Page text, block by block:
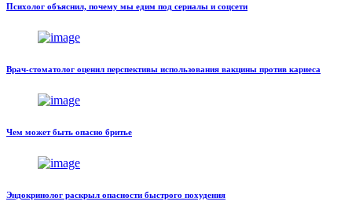
Психолог объяснил, почему мы едим под сериалы и соцсети
Врач-стоматолог оценил перспективы использования вакцины против кариеса
Чем может быть опасно бритье
Эндокринолог раскрыл опасности быстрого похудения